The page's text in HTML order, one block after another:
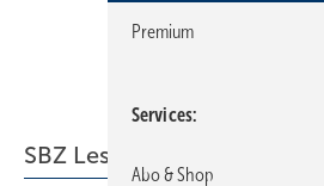
SBZ Leserforum
Premium
Services
Abo & Shop